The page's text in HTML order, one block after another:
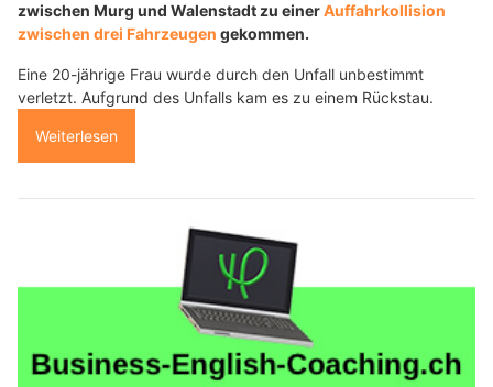
zwischen Murg und Walenstadt zu einerAuffahrkollision
zwischen drei Fahrzeugen gekommen.
Eine 20-jährige Frau wurde durch den Unfall unbestimmt
verletzt. Aufgrund des Unfalls kam es zu einem Rückstau.
Weiterlesen